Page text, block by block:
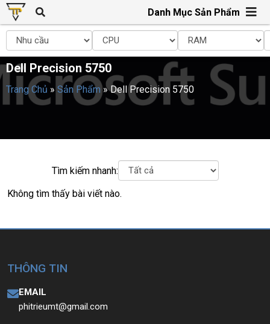
Danh Mục Sản Phẩm
Dell Precision 5750
Trang Chủ » Sản Phẩm »Dell Precision 5750
Tìm kiếm nhanh:
Không tìm thấy bài viết nào.
THÔNG TIN
EMAIL
phitrieumt@gmail.com